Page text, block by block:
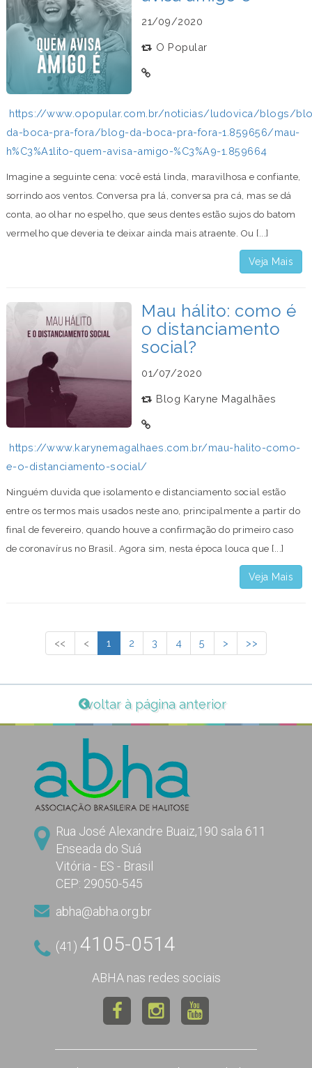
21/09/2020
O Popular
https://www.opopular.com.br/noticias/ludovica/blogs/
da-boca-pra-fora/blog-da-boca-pra-fora-1.859656/mau-
h%C3%A1lito-quem-avisa-amigo-%C3%A9-1.859664
Imagine a seguinte cena: você está linda, maravilhosa e confiante,
sorrindo aos ventos. Conversa pra lá, conversa pra cá, mas se dá
conta, ao olhar no espelho, que seus dentes estão sujos do batom
vermelho que deveria te deixar ainda mais atraente. Ou [...]
Veja Mais
Mau hálito: como é
o distanciamento
social?
01/07/2020
Blog Karyne Magalhães
https://www.karynemagalhaes.com.br/mau-halito-como-
e-o-distanciamento-social/
Ninguém duvida que isolamento e distanciamento social estão
entre os termos mais usados neste ano, principalmente a partir do
final de fevereiro, quando houve a confirmação do primeiro caso
de coronavírus no Brasil. Agora sim, nesta época louca que [...]
Veja Mais
<< < 1 2 3 4 5 > >>
voltar à página anterior
Rua José Alexandre Buaiz,190 sala 611
Enseada do Suá
Vitória - ES - Brasil
CEP: 29050-545
abha@abha.org.br
(41) 4105-0514
ABHA nas redes sociais